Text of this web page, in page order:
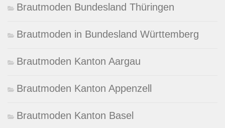
Brautmoden Bundesland Thüringen
Brautmoden in Bundesland Württemberg
Brautmoden Kanton Aargau
Brautmoden Kanton Appenzell
Brautmoden Kanton Basel